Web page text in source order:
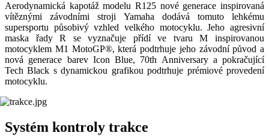
Aerodynamická kapotáž modelu R125 nové generace inspirovaná
vítěznými závodními stroji Yamaha dodává tomuto lehkému
supersportu působivý vzhled velkého motocyklu. Jeho agresivní
maska řady R se vyznačuje přídí ve tvaru M inspirovanou
motocyklem M1 MotoGP®, která podtrhuje jeho závodní původ a
nová generace barev Icon Blue, 70th Anniversary a pokračující
Tech Black s dynamickou grafikou podtrhuje prémiové provedení
motocyklu.
Systém kontroly trakce